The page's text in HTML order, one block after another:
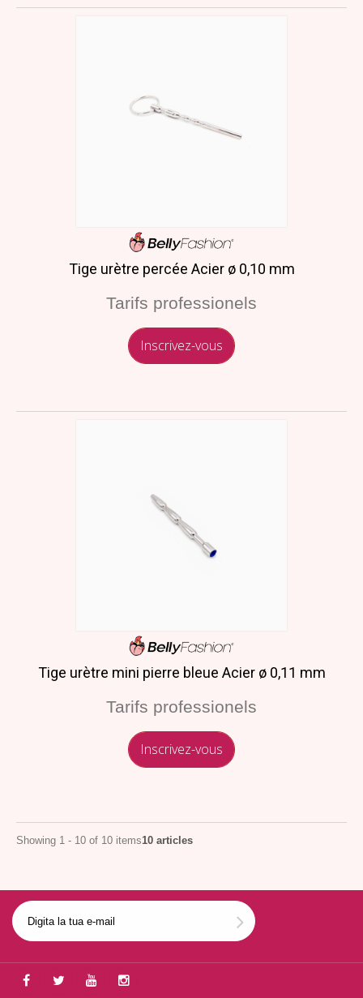
Tige urètre percée Acier ø 0,10 mm
Tarifs professionels
Inscrivez-vous
Tige urètre mini pierre bleue Acier ø 0,11 mm
Tarifs professionels
Inscrivez-vous
Showing 1 - 10 of 10 items10 articles